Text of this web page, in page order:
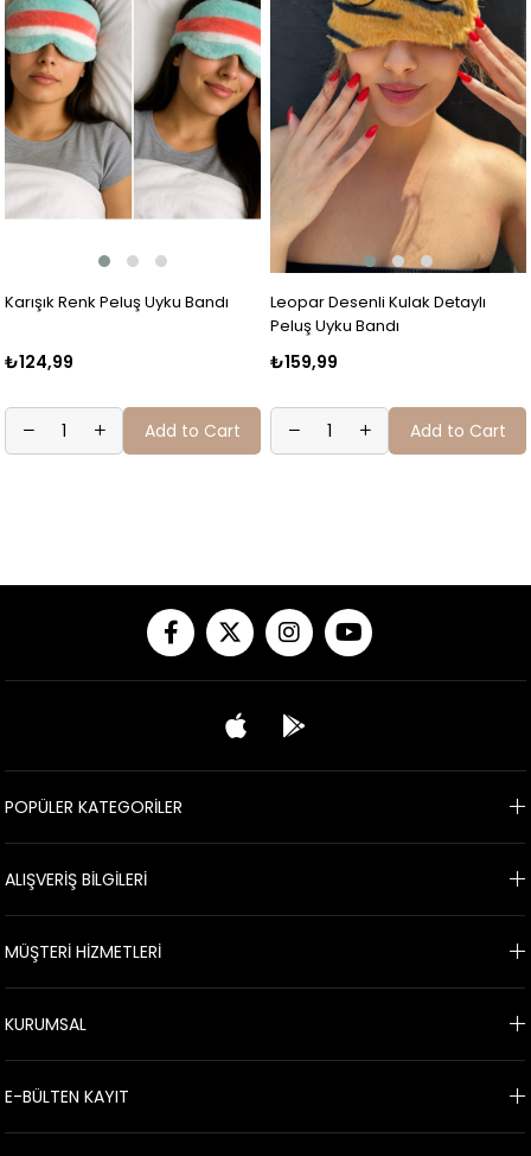
Karışık Renk Peluş Uyku Bandı
₺124,99
Add to Cart
Leopar Desenli Kulak Detaylı
Peluş Uyku Bandı
₺159,99
Add to Cart
POPÜLER KATEGORİLER
ALIŞVERİŞ BİLGİLERİ
MÜŞTERİ HİZMETLERİ
KURUMSAL
E-BÜLTEN KAYIT